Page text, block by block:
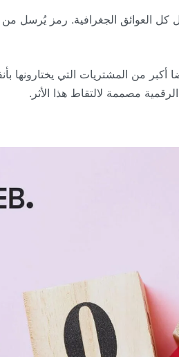
كل العوائق الجغرافية. رمز
من المشتريات التي يختارونها
مصممة لالتقاط هذا الأثر.